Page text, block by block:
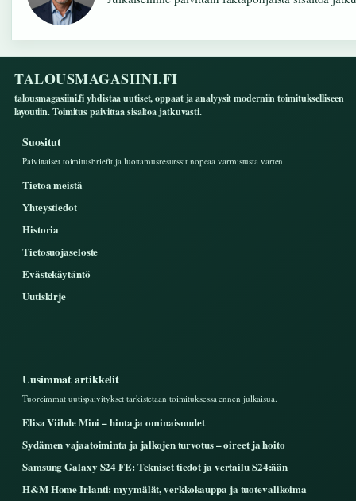
TALOUSMAGASIINI.FI
talousmagasiini.fi yhdistaa uutiset, oppaat ja analyysit moderniin toimitukselliseen
layoutiin. Toimitus paivittaa sisaltoa jatkuvasti.
Suositut
Paivittaiset toimitusbriefit ja luottamusresurssit nopeaa varmistusta varten.
Tietoa meistä
Yhteystiedot
Historia
Tietosuojaseloste
Evästekäytäntö
Uutiskirje
Uusimmat artikkelit
Tuoreimmat uutispaivitykset tarkistetaan toimituksessa ennen julkaisua.
Elisa Viihde Mini – hinta ja ominaisuudet
Sydämen vajaatoiminta ja jalkojen turvotus – oireet ja hoito
Samsung Galaxy S24 FE: Tekniset tiedot ja vertailu S24:ään
H&M Home Irlanti: myymälät, verkkokauppa ja tuotevalikoima